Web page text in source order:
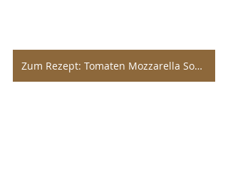
Zum Rezept: Tomaten Mozzarella Soße mit Knödel